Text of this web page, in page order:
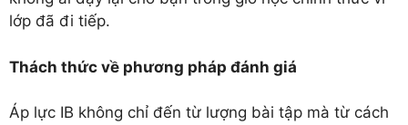
lớp đã đi tiếp.
Thách thức về phương pháp đánh giá
Áp lực IB không chỉ đến từ lượng bài tập mà từ cách